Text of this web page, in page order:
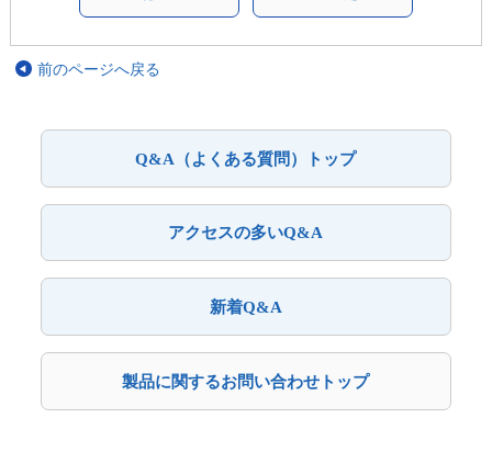
前のページへ戻る
Q&A（よくある質問）トップ
アクセスの多いQ&A
新着Q&A
製品に関するお問い合わせトップ